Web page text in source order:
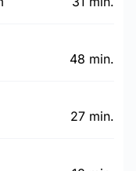
48 min.
27 min.